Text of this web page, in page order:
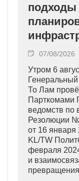
подходы
07/08/2026
Утром 6
То Лам
Парткомами
ведомств по
Резолюции
от 16
KL/TW
февраля
и